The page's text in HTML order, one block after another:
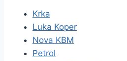
Krka
Luka Koper
Nova KBM
Petrol